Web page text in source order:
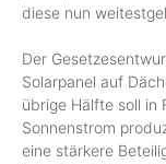
diese nun
Der
Solarpanel auf
übrige Hälfte soll in
Sonnenstrom
eine stärkere